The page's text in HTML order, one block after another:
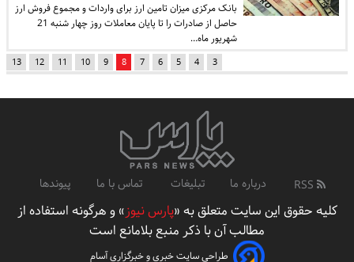
بانک مرکزی میزان تامین ارز برای واردات و مجموع فروش ارز
حاصل از صادرات را تا پایان معاملات روز چهار شنبه 21
شهریور ماه…
3
4
5
6
7
8
9
10
11
12
13
درباره ما تبلیغات تماس با ما پیوندها
کلیه حقوق این سایت متعلق به «پارس نیوز» و هرگونه استفاده از
مطالب آن با ذکر منبع بلامانع است
طراحی سایت خبری و خبرگزاری آسام